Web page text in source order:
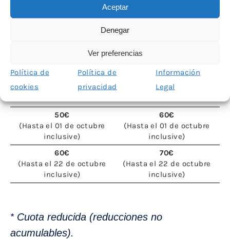
Aceptar
Denegar
Ver preferencias
Política de
cookies
Política de
privacidad
Información
Legal
Asociación ICOM – Comité Español
LA CAIXA ES73 2100 2127 11 0200296605
CUOTAS DE INSCRIPCIÓN
50€
(Hasta el 01 de octubre
inclusive)
60€
(Hasta el 01 de octubre
inclusive)
60€
(Hasta el 22 de octubre
inclusive)
70€
(Hasta el 22 de octubre
inclusive)
* Cuota reducida (reducciones no
acumulables).